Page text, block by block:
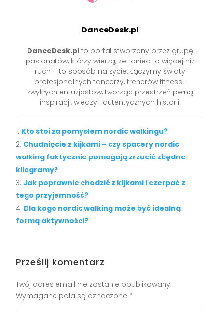
DanceDesk.pl
DanceDesk.pl to portal stworzony przez grupę
pasjonatów, którzy wierzą, że taniec to więcej niż
ruch – to sposób na życie. Łączymy światy
profesjonalnych tancerzy, trenerów fitness i
zwykłych entuzjastów, tworząc przestrzeń pełną
inspiracji, wiedzy i autentycznych historii.
Kto stoi za pomysłem nordic walkingu?
Chudnięcie z kijkami – czy spacery nordic
walking faktycznie pomagają zrzucić zbędne
kilogramy?
Jak poprawnie chodzić z kijkami i czerpać z
tego przyjemność?
Dla kogo nordic walking może być idealną
formą aktywności?
Prześlij komentarz
Twój adres email nie zostanie opublikowany.
Wymagane pola są oznaczone *